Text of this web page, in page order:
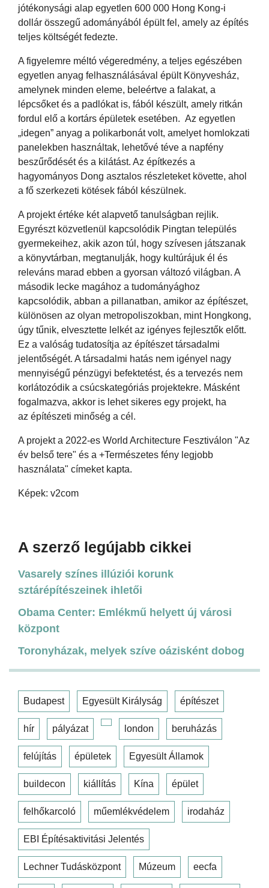
jótékonysági alap egyetlen 600 000 Hong Kong-i
dollár összegű adományából épült fel, amely az építés
teljes költségét fedezte.
A figyelemre méltó végeredmény, a teljes egészében
egyetlen anyag felhasználásával épült Könyvesház,
amelynek minden eleme, beleértve a falakat, a
lépcsőket és a padlókat is, fából készült, amely ritkán
fordul elő a kortárs épületek esetében. Az egyetlen
„idegen” anyag a polikarbonát volt, amelyet homlokzati
panelekben használtak, lehetővé téve a napfény
beszűrődését és a kilátást. Az építkezés a
hagyományos Dong asztalos részleteket követte, ahol
a fő szerkezeti kötések fából készülnek.
A projekt értéke két alapvető tanulságban rejlik.
Egyrészt közvetlenül kapcsolódik Pingtan település
gyermekeihez, akik azon túl, hogy szívesen játszanak
a könyvtárban, megtanulják, hogy kultúrájuk él és
releváns marad ebben a gyorsan változó világban. A
második lecke magához a tudományághoz
kapcsolódik, abban a pillanatban, amikor az építészet,
különösen az olyan metropoliszokban, mint Hongkong,
úgy tűnik, elvesztette lelkét az igényes fejlesztők előtt.
Ez a valóság tudatosítja az építészet társadalmi
jelentőségét. A társadalmi hatás nem igényel nagy
mennyiségű pénzügyi befektetést, és a tervezés nem
korlátozódik a csúcskategóriás projektekre. Másként
fogalmazva, akkor is lehet sikeres egy projekt, ha
az építészeti minőség a cél.
A projekt a 2022-es World Architecture Fesztiválon "Az
év belső tere" és a +Természetes fény legjobb
használata" címeket kapta.
Képek: v2com
A szerző legújabb cikkei
Vasarely színes illúziói korunk
sztárépítészeinek ihletői
Obama Center: Emlékmű helyett új városi
központ
Toronyházak, melyek szíve oázisként dobog
Budapest Egyesült Királyság építészet
hír pályázat london beruházás
felújítás épületek Egyesült Államok
buildecon kiállítás Kína épület
felhőkarcoló műemlékvédelem irodaház
EBI Építésaktivitási Jelentés
Lechner Tudásközpont Múzeum eecfa